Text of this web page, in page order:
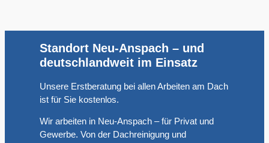
Standort Neu-Anspach – und
deutschlandweit im Einsatz
Unsere Erstberatung bei allen Arbeiten am Dach
ist für Sie kostenlos.
Wir arbeiten in Neu-Anspach – für Privat und
Gewerbe. Von der Dachreinigung und